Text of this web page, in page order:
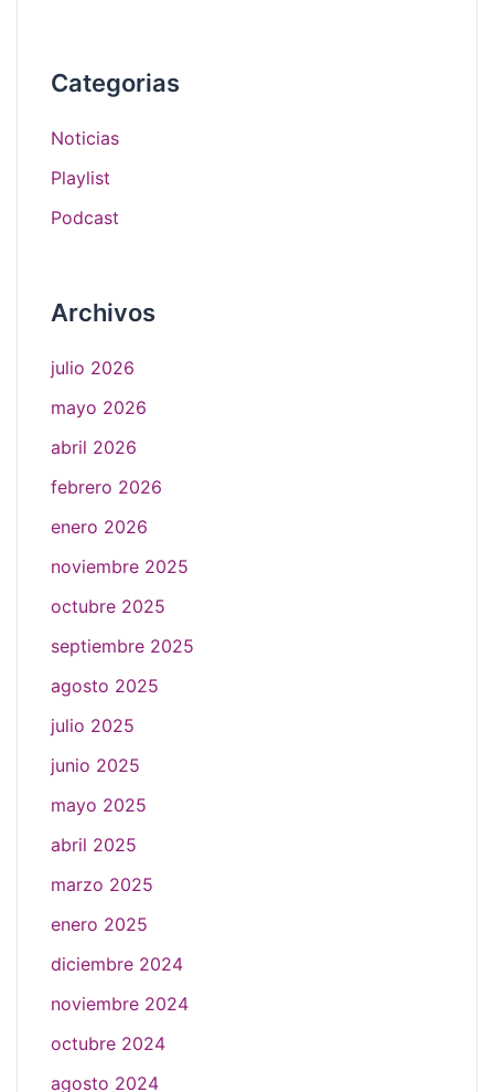
Categorias
Noticias
Playlist
Podcast
Archivos
julio 2026
mayo 2026
abril 2026
febrero 2026
enero 2026
noviembre 2025
octubre 2025
septiembre 2025
agosto 2025
julio 2025
junio 2025
mayo 2025
abril 2025
marzo 2025
enero 2025
diciembre 2024
noviembre 2024
octubre 2024
agosto 2024